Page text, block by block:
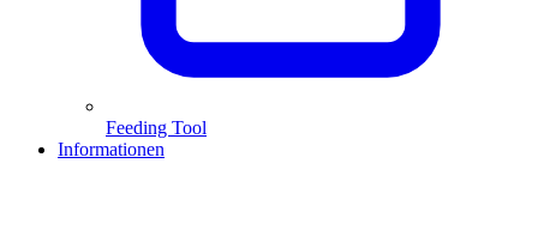
Feeding Tool
Informationen